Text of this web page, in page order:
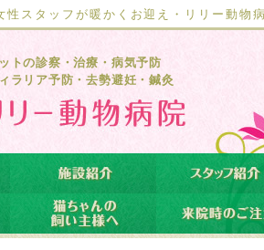
性スタッフが暖かくお迎え・リリー動物
トの診察・治療・病気予防
ラリア予防・去勢避妊・鍼灸